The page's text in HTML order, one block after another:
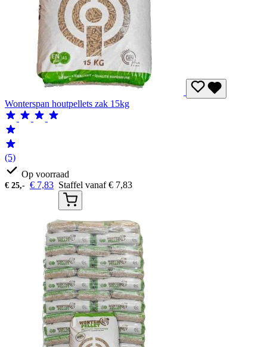
Wonterspan houtpellets zak 15kg
(5)
Op voorraad
€ 25,- € 7,83 Staffel vanaf€ 7,83